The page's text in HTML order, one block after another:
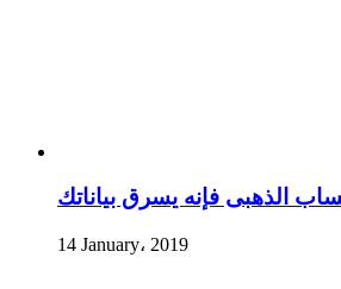
الذهبى فإنه يسرق بياناتك
14 January، 2019